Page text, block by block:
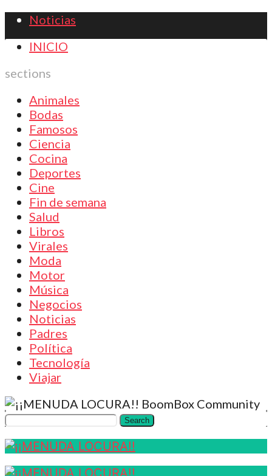
Noticias
INICIO
sections
Animales
Bodas
Famosos
Ciencia
Cocina
Deportes
Cine
Fin de semana
Salud
Libros
Virales
Moda
Motor
Música
Negocios
Noticias
Padres
Política
Tecnología
Viajar
BoomBox Community
Search